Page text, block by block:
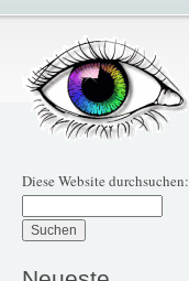
Diese Website durchsuchen: